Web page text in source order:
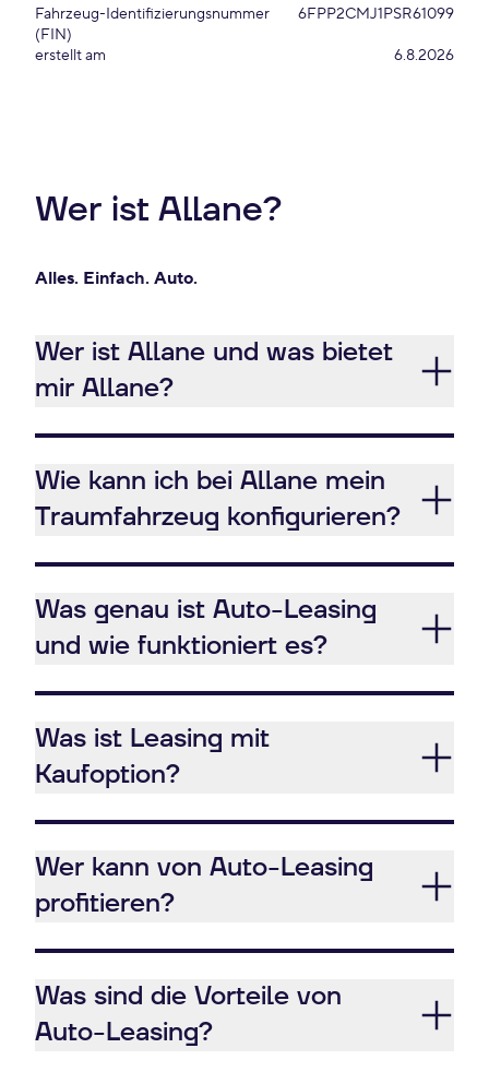
Fahrzeug-Identifizierungsnummer
(FIN)
6FPP2CMJ1PSR61099
erstellt am 6.8.2026
Wer ist Allane?
Alles. Einfach. Auto.
Wer ist Allane und was bietet
mir Allane?
Wie kann ich bei Allane mein
Traumfahrzeug konfigurieren?
Was genau ist Auto-Leasing
und wie funktioniert es?
Was ist Leasing mit
Kaufoption?
Wer kann von Auto-Leasing
profitieren?
Was sind die Vorteile von
Auto-Leasing?